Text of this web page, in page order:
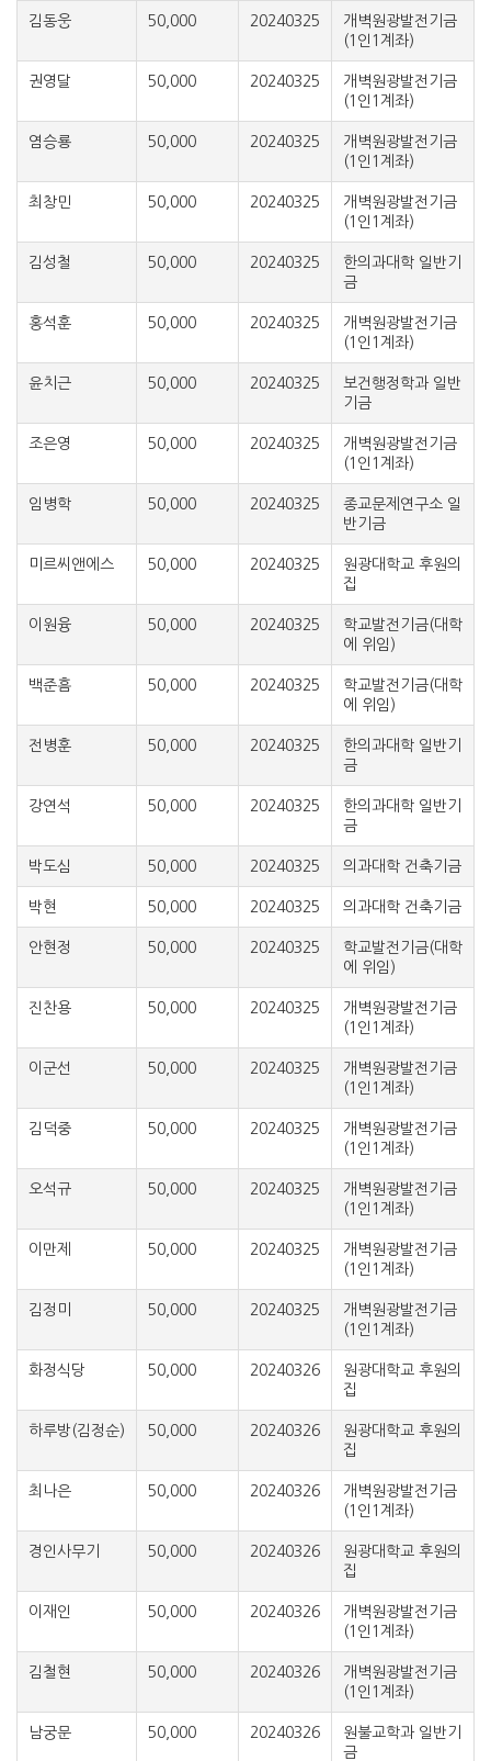
김동웅 50,000 20240325
개벽원광발전기금
(1인1계좌)
권영달 50,000 20240325
개벽원광발전기금
(1인1계좌)
염승룡 50,000 20240325
개벽원광발전기금
(1인1계좌)
최창민 50,000 20240325
개벽원광발전기금
(1인1계좌)
김성철 50,000 20240325
한의과대학 일반기
금
홍석훈 50,000 20240325
개벽원광발전기금
(1인1계좌)
윤치근 50,000 20240325
보건행정학과 일반
기금
조은영 50,000 20240325
개벽원광발전기금
(1인1계좌)
임병학 50,000 20240325
종교문제연구소 일
반기금
미르씨앤에스 50,000 20240325
원광대학교 후원의
집
이원융 50,000 20240325
학교발전기금(대학
에 위임)
백준흠 50,000 20240325
학교발전기금(대학
에 위임)
전병훈 50,000 20240325
한의과대학 일반기
금
강연석 50,000 20240325
한의과대학 일반기
금
박도심 50,000 20240325 의과대학 건축기금
박현 50,000 20240325 의과대학 건축기금
안현정 50,000 20240325
학교발전기금(대학
에 위임)
진찬용 50,000 20240325
개벽원광발전기금
(1인1계좌)
이군선 50,000 20240325
개벽원광발전기금
(1인1계좌)
김덕중 50,000 20240325
개벽원광발전기금
(1인1계좌)
오석규 50,000 20240325
개벽원광발전기금
(1인1계좌)
이만제 50,000 20240325
개벽원광발전기금
(1인1계좌)
김정미 50,000 20240325
개벽원광발전기금
(1인1계좌)
화정식당 50,000 20240326
원광대학교 후원의
집
하루방(김정순) 50,000 20240326
원광대학교 후원의
집
최나은 50,000 20240326
개벽원광발전기금
(1인1계좌)
경인사무기 50,000 20240326
원광대학교 후원의
집
이재인 50,000 20240326
개벽원광발전기금
(1인1계좌)
김철현 50,000 20240326
개벽원광발전기금
(1인1계좌)
남궁문 50,000 20240326
원불교학과 일반기
금